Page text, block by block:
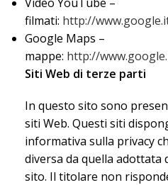
filmati: http://
Google Maps –
mappe: http://
Siti Web di terze parti
In questo sito sono
siti Web. Questi siti
informativa sulla privacy
diversa da quella adottata
sito. Il titolare non